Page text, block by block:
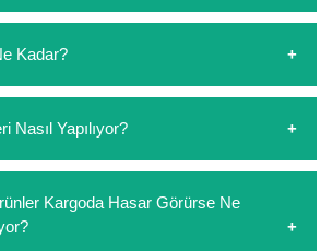
numaralarımızdan bizi arayarak veya
bizlere isteklerinizi yazarak sipariş
verdikten sonra havale/eft veya sipariş
Kadar?
lira ve üzerindeki siparişlerinizde
1500 Lira altında kalan
aşamasında sepetinize eklenecektir.
Nasıl Yapılıyor?
yapılmaktadır.
Kargoda Hasar Görürse Ne